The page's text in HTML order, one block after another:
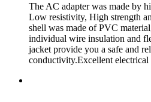
The AC adapter was made by
Low resistivity, High strength
shell was made of PVC
individual wire insulation and
jacket provide you a safe and
conductivity.Excellent electrical